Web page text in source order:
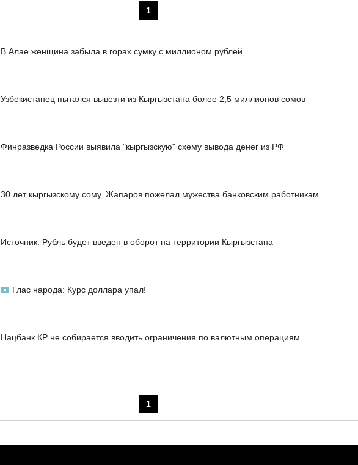
1
В Алае женщина забыла в горах сумку с миллионом рублей
Узбекистанец пытался вывезти из Кыргызстана более 2,5 миллионов сомов
Финразведка России выявила "кыргызскую" схему вывода денег из РФ
30 лет кыргызскому сому. Жапаров пожелал мужества банковским работникам
Источник: Рубль будет введен в оборот на территории Кыргызстана
Глас народа: Курс доллара упал!
Нацбанк КР не собирается вводить ограничения по валютным операциям
1